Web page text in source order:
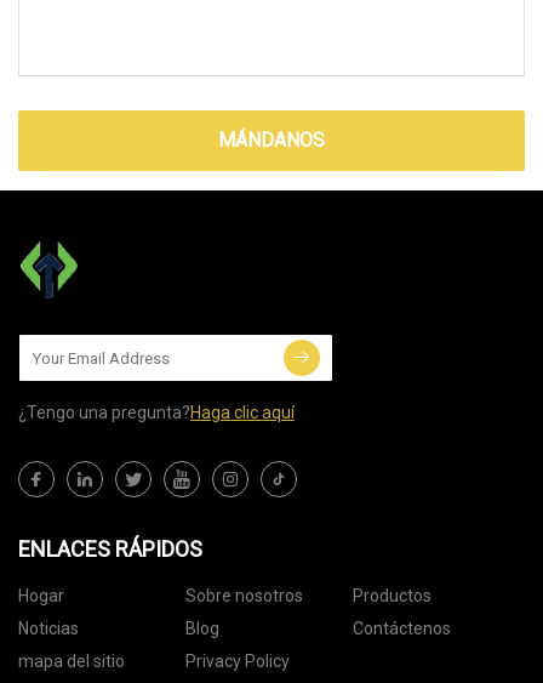
MÁNDANOS
¿Tengo una pregunta?Haga clic aquí
ENLACES RÁPIDOS
Hogar Sobre nosotros
Productos
Noticias
Blog
Contáctenos
mapa del sitio
Privacy Policy